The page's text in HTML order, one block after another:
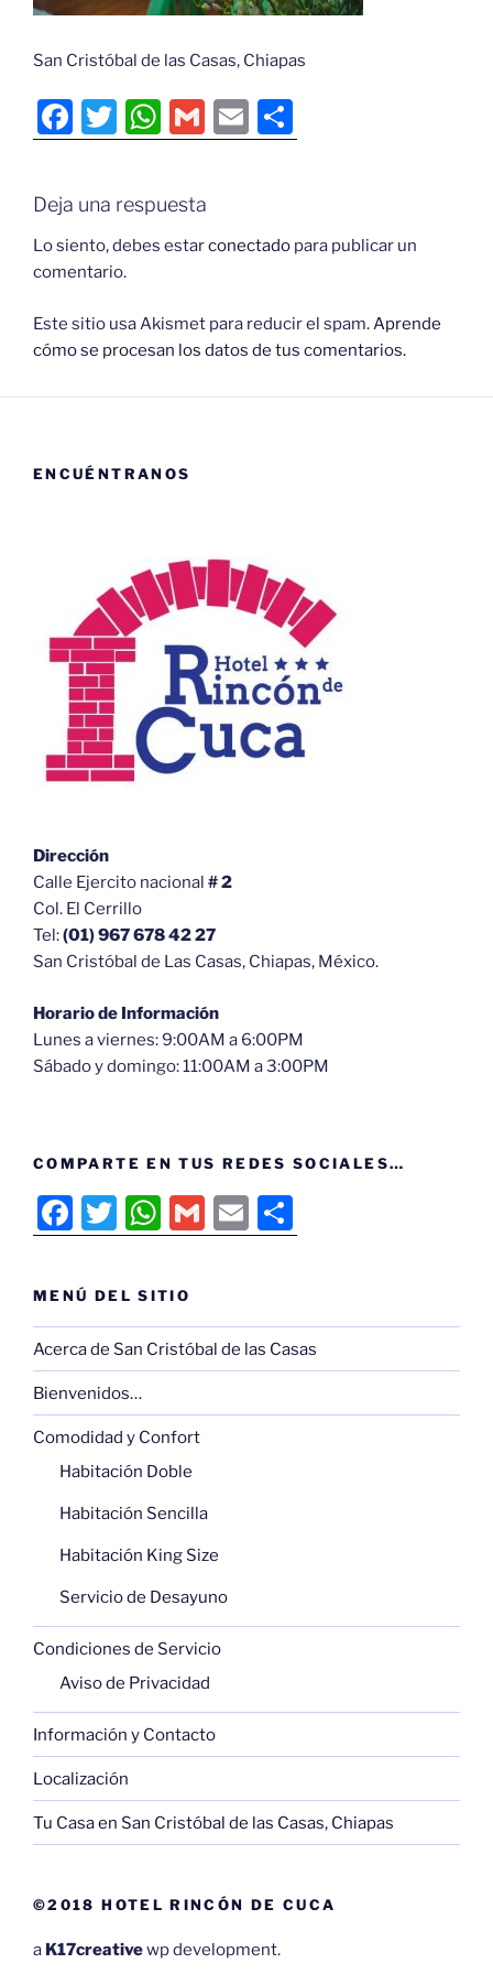
San Cristóbal de las Casas, Chiapas
F
a
e
b
o
o
k
T
w
er
W
h
at
s
A
p
G
m
l
E
m o
ar
Deja una respuesta
Lo siento, debes estarconectado para publicar un
comentario.
Este sitio usa Akismet para reducir el spam.Aprende
cómo se procesan los datos de tus comentarios.
ENCUÉNTRANOS
Dirección
Calle Ejercito nacional # 2
Col. El Cerrillo
Tel:(01) 967 678 42 27
San Cristóbal de Las Casas, Chiapas, México.
Horario de Información
Lunes a viernes: 9:00AM a 6:00PM
Sábado y domingo: 11:00AM a 3:00PM
COMPARTE EN TUS REDES SOCIALES…
F
a
c
e
b
o
o
k
T
w
itt
er
W
h
at
s
A
p
G
m
l
E
m
l
o
p
ar
MENÚ DEL SITIO
Acerca de San Cristóbal de las Casas
Bienvenidos…
Comodidad y Confort
Habitación Doble
Habitación Sencilla
Habitación King Size
Servicio de Desayuno
Condiciones de Servicio
Aviso de Privacidad
Información y Contacto
Localización
Tu Casa en San Cristóbal de las Casas, Chiapas
©2018 HOTEL RINCÓN DE CUCA
a K17creativewp development.